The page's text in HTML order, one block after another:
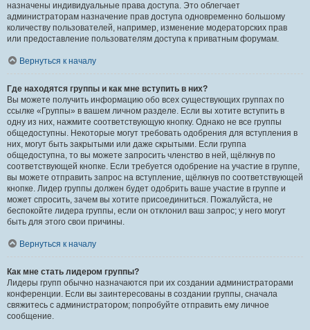
назначены индивидуальные права доступа. Это облегчает
администраторам назначение прав доступа одновременно большому
количеству пользователей, например, изменение модераторских прав
или предоставление пользователям доступа к приватным форумам.
Вернуться к началу
Где находятся группы и как мне вступить в них?
Вы можете получить информацию обо всех существующих группах по
ссылке «Группы» в вашем личном разделе. Если вы хотите вступить в
одну из них, нажмите соответствующую кнопку. Однако не все группы
общедоступны. Некоторые могут требовать одобрения для вступления в
них, могут быть закрытыми или даже скрытыми. Если группа
общедоступна, то вы можете запросить членство в ней, щёлкнув по
соответствующей кнопке. Если требуется одобрение на участие в группе,
вы можете отправить запрос на вступление, щёлкнув по соответствующей
кнопке. Лидер группы должен будет одобрить ваше участие в группе и
может спросить, зачем вы хотите присоединиться. Пожалуйста, не
беспокойте лидера группы, если он отклонил ваш запрос; у него могут
быть для этого свои причины.
Вернуться к началу
Как мне стать лидером группы?
Лидеры групп обычно назначаются при их создании администраторами
конференции. Если вы заинтересованы в создании группы, сначала
свяжитесь с администратором; попробуйте отправить ему личное
сообщение.